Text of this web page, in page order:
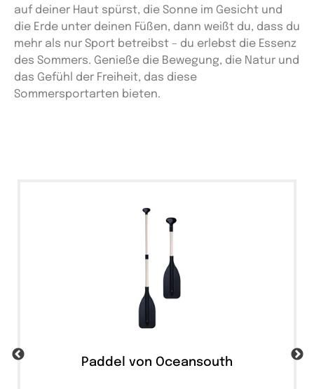
auf deiner Haut spürst, die Sonne im Gesicht und
die Erde unter deinen Füßen, dann weißt du, dass du
mehr als nur Sport betreibst – du erlebst die Essenz
des Sommers. Genieße die Bewegung, die Natur und
das Gefühl der Freiheit, das diese
Sommersportarten bieten.
Paddel von Oceansouth